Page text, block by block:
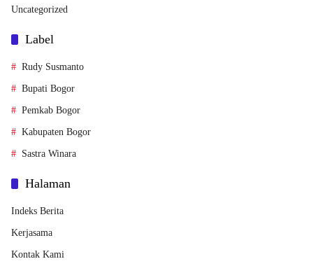
Uncategorized
Label
Rudy Susmanto
Bupati Bogor
Pemkab Bogor
Kabupaten Bogor
Sastra Winara
Halaman
Indeks Berita
Kerjasama
Kontak Kami